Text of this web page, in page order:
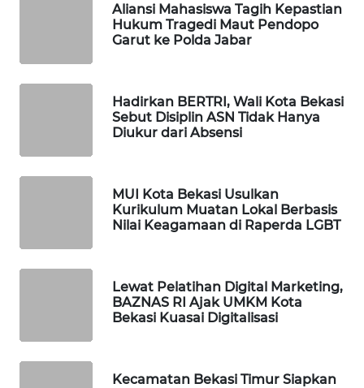
Aliansi Mahasiswa Tagih Kepastian
Hukum Tragedi Maut Pendopo
Garut ke Polda Jabar
Hadirkan BERTRI, Wali Kota Bekasi
Sebut Disiplin ASN Tidak Hanya
Diukur dari Absensi
MUI Kota Bekasi Usulkan
Kurikulum Muatan Lokal Berbasis
Nilai Keagamaan di Raperda LGBT
Lewat Pelatihan Digital Marketing,
BAZNAS RI Ajak UMKM Kota
Bekasi Kuasai Digitalisasi
Kecamatan Bekasi Timur Siapkan
WAHANA
WAHANA
LISTRIK